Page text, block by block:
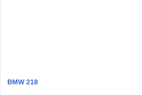
BMW 218